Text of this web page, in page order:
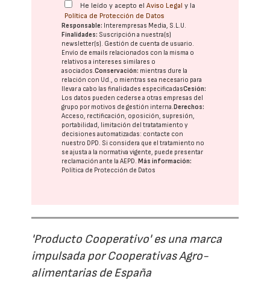
He leído y acepto elAviso Legal y la
Política de Protección de Datos
Responsable: Interempresas Media, S.L.U.
Finalidades: Suscripción a nuestra(s)
newsletter(s). Gestión de cuenta de usuario.
Envío de emails relacionados con la misma o
relativos a intereses similares o
asociados.Conservación: mientras dure la
relación con Ud., o mientras sea necesario para
llevar a cabo las finalidades especificadasCesión:
Los datos pueden cederse a otras empresas del
grupo por motivos de gestión interna.Derechos:
Acceso, rectificación, oposición, supresión,
portabilidad, limitación del tratatamiento y
decisiones automatizadas: contacte con
nuestro DPD. Si considera que el tratamiento no
se ajusta a la normativa vigente, puede presentar
reclamación ante laAEPD.Más información:
Política de Protección de Datos
'Producto Cooperativo' es una marca
impulsada por Cooperativas Agro-
alimentarias de España